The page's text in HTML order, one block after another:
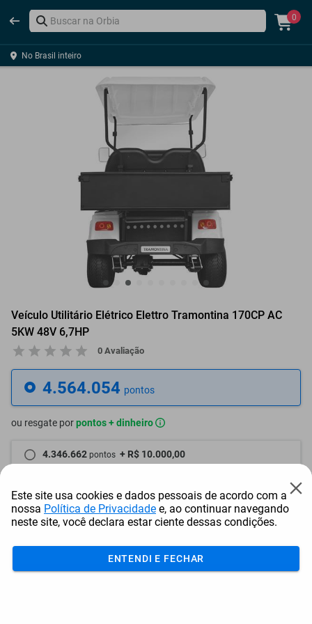
0
No Brasil inteiro
Veículo Utilitário Elétrico Elettro Tramontina 170CP AC
5KW 48V 6,7HP
0 Avaliação
4.564.054 pontos
ou resgate porpontos + dinheiro
4.346.662 pontos + R$ 10.000,00
Frete e Prazo
Calcular frete
Utilizar endereço cadastrado
Este site usa cookies e dados pessoais de acordo com a
nossa Política de Privacidade e, ao continuar navegando
neste site, você declara estar ciente dessas condições.
ENTENDI E FECHAR